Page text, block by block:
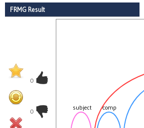
FRMG Result
0
0
comp
subject